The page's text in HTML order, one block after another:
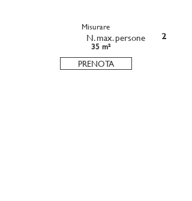
Misurare
35 m²
N. max. persone 2
PRENOTA